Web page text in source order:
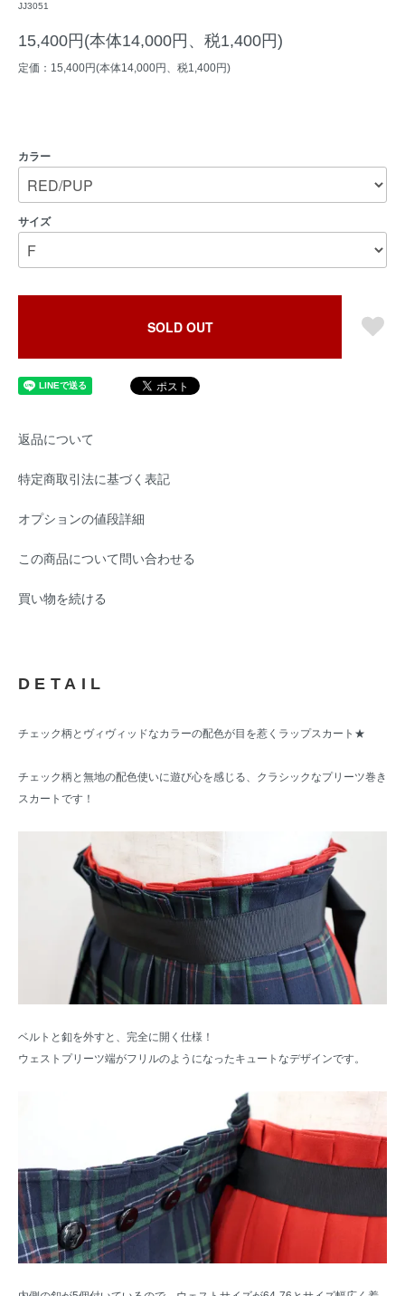
JJ3051
15,400円(本体14,000円、税1,400円)
定価：15,400円(本体14,000円、税1,400円)
カラー
サイズ
SOLD OUT
返品について
特定商取引法に基づく表記
オプションの値段詳細
この商品について問い合わせる
買い物を続ける
DETAIL
チェック柄とヴィヴィッドなカラーの配色が目を惹くラップスカート★
チェック柄と無地の配色使いに遊び心を感じる、クラシックなプリーツ巻き
スカートです！
ベルトと釦を外すと、完全に開く仕様！
ウェストプリーツ端がフリルのようになったキュートなデザインです。